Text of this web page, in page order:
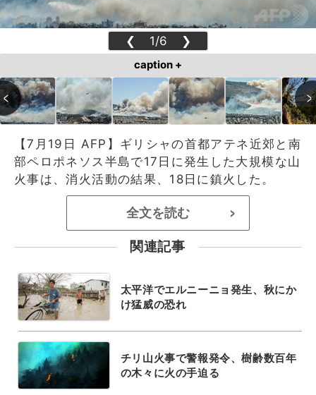
❮ 1/6 ❯
caption +
【7月19日 AFP】ギリシャの首都アテネ近郊と南
部ペロポネソス半島で17日に発生した大規模な山
火事は、消火活動の結果、18日に鎮火した。
全文を読む >
関連記事
太平洋でエルニーニョ発生、秋にか
け猛威の恐れ
チリ山火事で警報発令、樹齢数百年
の木々に火の手迫る